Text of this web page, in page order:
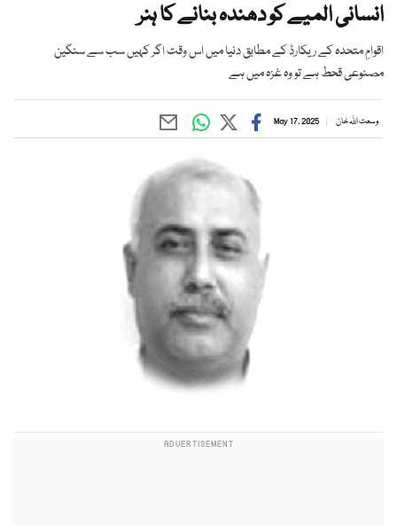
انسانی المیے کو دھندہ بنانے کا ہنر
اقوامِ متحدہ کے ریکارڈ کے مطابق دنیا میں اس وقت اگر کہیں سب سے سنگین
مصنوعی قحط ہے تو وہ غزہ میں ہے
وسعت اللہ خان May 17, 2025